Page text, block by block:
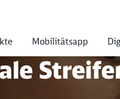
Mobilitätsapp